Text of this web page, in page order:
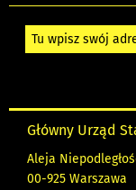
Główny Urząd
Aleja
00-925 Warszawa